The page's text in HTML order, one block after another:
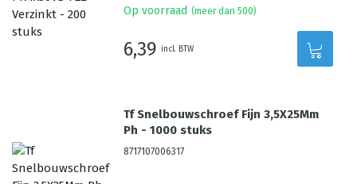
Op voorraad (meer dan 500)
6,39 incl. BTW
Tf Snelbouwschroef Fijn 3,5X25Mm
Ph - 1000 stuks
8717107006317